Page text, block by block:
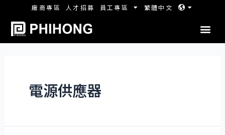
廠商專區 人才招募 員工專區 繁體中文
電源供應器